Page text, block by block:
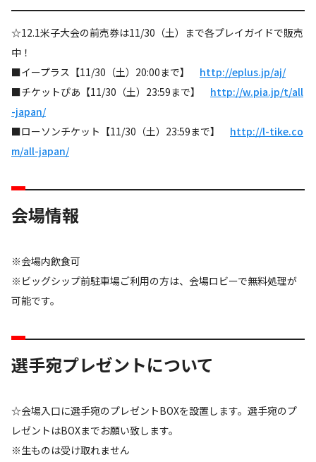
☆12.1米子大会の前売券は11/30（土）まで各プレイガイドで販売
中！
■イープラス【11/30（土）20:00まで】 http://eplus.jp/aj/
■チケットぴあ【11/30（土）23:59まで】 http://w.pia.jp/t/all
-japan/
■ローソンチケット【11/30（土）23:59まで】 http://l-tike.co
m/all-japan/
会場情報
※会場内飲食可
※ビッグシップ前駐車場ご利用の方は、会場ロビーで無料処理が
可能です。
選手宛プレゼントについて
☆会場入口に選手宛のプレゼントBOXを設置します。選手宛のプ
レゼントはBOXまでお願い致します。
※生ものは受け取れません